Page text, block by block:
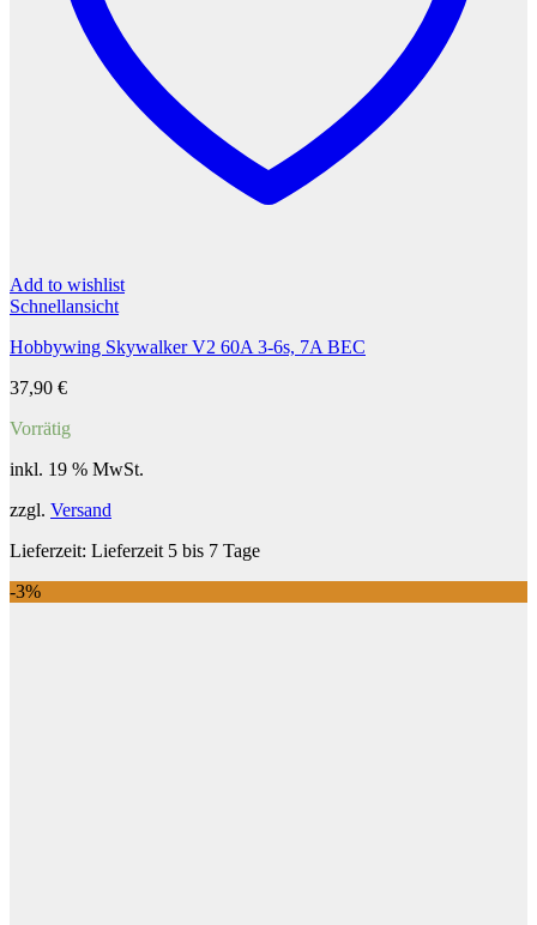
Add to wishlist
Schnellansicht
Hobbywing Skywalker V2 60A 3-6s, 7A BEC
37,90 €
Vorrätig
inkl. 19 % MwSt.
zzgl. Versand
Lieferzeit: Lieferzeit 5 bis 7 Tage
-3%